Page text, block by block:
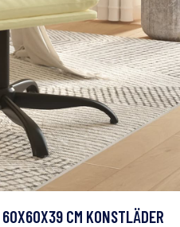
CM KONSTLÄDER